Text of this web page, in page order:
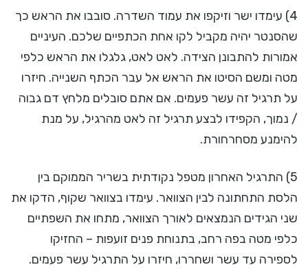
4) עימדו ישר וזיקפו את עמוד השדרה. סובבו את הראש כך
שהסנטר יהיה מקביל לקו אחת הכתפיים שלכם. העיניים
אמורות להתבונן הצידה. לאט לאט, גלגלו את הראש כלפי
מטה ומשם הסיטו את הראש אל עבר הכתף השנייה. חיזרו
על תרגיל זה עשר פעמים. אם אתם סובלים מלחץ דם גבוה
/ נמוך, הקפידו לבצע תרגיל זה לאט מהרגיל, על מנת
להימנע מסחרחורת.
5) התרגיל האחרון מטפל נקודתית בשריר הממוקם בין
הלסת התחתונה לבין הצוואר. עימדו בצוואר שקוף, הדקו את
שני הגידים הנמצאים לאורך הצוואר, מתחו את השפתיים
כלפי מטה בפה רחב, בתנוחת פנים זועפות – החזיקו
לספירה עד עשר ושחררו, חיזרו על התרגיל עשר פעמים.